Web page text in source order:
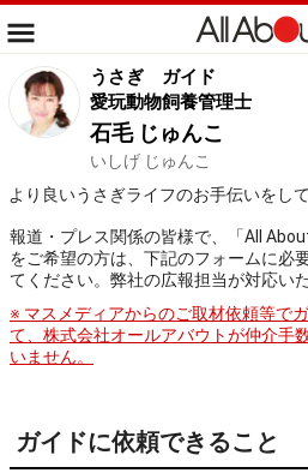
うさぎ
ガイド
愛玩動物飼養管理士
石毛 じゅんこ
いしげ じゅんこ
より良いうさぎライフのお手伝いをし
報道・プレス関係の皆様で、「All
をご希望の方は、下記のフォームに必
てください。弊社の広報担当が対応い
※ マスメディアからのご取材依頼等で
て、株式会社オールアバウトが仲介手
いません。
ガイドに依頼できること